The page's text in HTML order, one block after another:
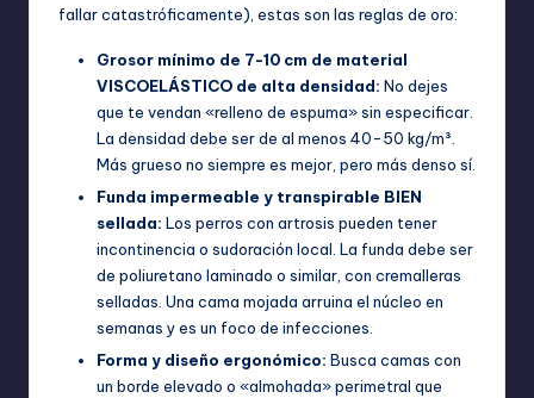
fallar catastróficamente), estas son las reglas de oro:
Grosor mínimo de 7-10 cm de material
VISCOELÁSTICO de alta densidad: No dejes
que te vendan «relleno de espuma» sin especificar.
La densidad debe ser de al menos 40-50 kg/m³.
Más grueso no siempre es mejor, pero más denso sí.
Funda impermeable y transpirable BIEN
sellada: Los perros con artrosis pueden tener
incontinencia o sudoración local. La funda debe ser
de poliuretano laminado o similar, con cremalleras
selladas. Una cama mojada arruina el núcleo en
semanas y es un foco de infecciones.
Forma y diseño ergonómico: Busca camas con
un borde elevado o «almohada» perimetral que